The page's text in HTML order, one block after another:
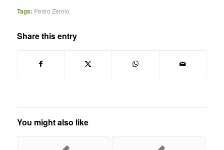
Tags: Pedro Zerolo
Share this entry
You might also like